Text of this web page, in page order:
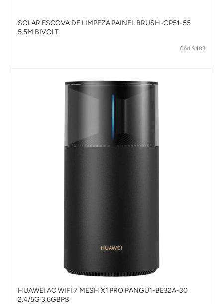
SOLAR ESCOVA DE LIMPEZA PAINEL BRUSH-GP51-55
5.5M BIVOLT
Cód. 9483
HUAWEI AC WIFI 7 MESH X1 PRO PANGU1-BE32A-30
2.4/5G 3.6GBPS